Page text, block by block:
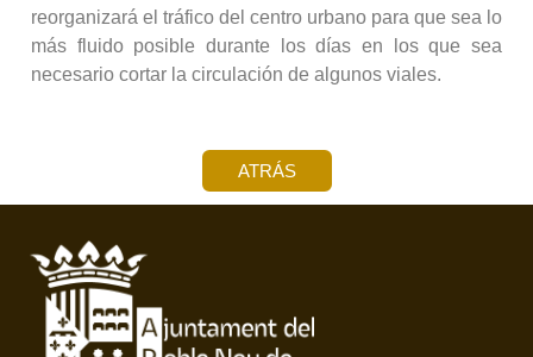
reorganizará el tráfico del centro urbano para que sea lo
más fluido posible durante los días en los que sea
necesario cortar la circulación de algunos viales.
ATRÁS